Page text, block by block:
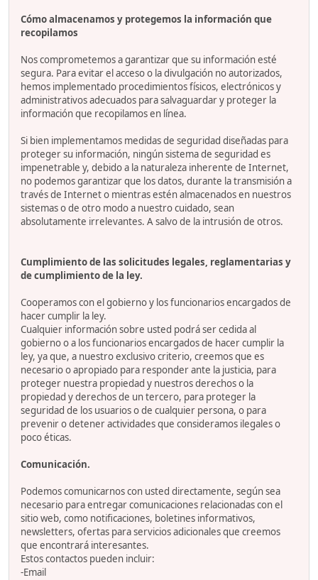
Cómo almacenamos y protegemos la información que
recopilamos
Nos comprometemos a garantizar que su información esté
segura. Para evitar el acceso o la divulgación no autorizados,
hemos implementado procedimientos físicos, electrónicos y
administrativos adecuados para salvaguardar y proteger la
información que recopilamos en línea.
Si bien implementamos medidas de seguridad diseñadas para
proteger su información, ningún sistema de seguridad es
impenetrable y, debido a la naturaleza inherente de Internet,
no podemos garantizar que los datos, durante la transmisión a
través de Internet o mientras estén almacenados en nuestros
sistemas o de otro modo a nuestro cuidado, sean
absolutamente irrelevantes. A salvo de la intrusión de otros.
Cumplimiento de las solicitudes legales, reglamentarias y
de cumplimiento de la ley.
Cooperamos con el gobierno y los funcionarios encargados de
hacer cumplir la ley.
Cualquier información sobre usted podrá ser cedida al
gobierno o a los funcionarios encargados de hacer cumplir la
ley, ya que, a nuestro exclusivo criterio, creemos que es
necesario o apropiado para responder ante la justicia, para
proteger nuestra propiedad y nuestros derechos o la
propiedad y derechos de un tercero, para proteger la
seguridad de los usuarios o de cualquier persona, o para
prevenir o detener actividades que consideramos ilegales o
poco éticas.
Comunicación.
Podemos comunicarnos con usted directamente, según sea
necesario para entregar comunicaciones relacionadas con el
sitio web, como notificaciones, boletines informativos,
newsletters, ofertas para servicios adicionales que creemos
que encontrará interesantes.
Estos contactos pueden incluir:
-Email